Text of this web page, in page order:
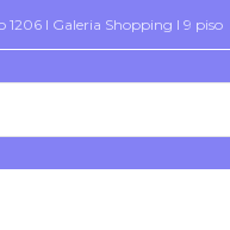
1206 I Galeria Shopping I 9 piso